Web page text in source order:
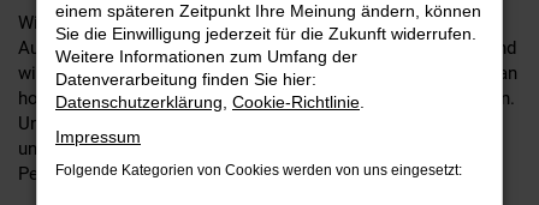
Willkommen beiMotor Gruppe Sticht– Ihrem führenden
Autohaus für Peugeot Tageszulassung! Seit vielen Jahren sind
wir stolz darauf, unseren Kunden eine umfassende Auswahl an
hochwertigen Fahrzeugen und erstklassigen Service zu bieten.
Unser Engagement für Qualität und Kundenzufriedenheit hat
uns zu einer vertrauenswürdigen Anlaufstelle für all Ihre
Peugeot-Bedürfnisse gemacht.
einem späteren Zeitpunkt Ihre Meinung ändern, können
Sie die Einwilligung jederzeit für die Zukunft widerrufen.
Weitere Informationen zum Umfang der
Datenverarbeitung finden Sie hier:
Datenschutzerklärung Cookie-Richtlinie
Impressum
Folgende Kategorien von Cookies werden von uns eingesetzt: